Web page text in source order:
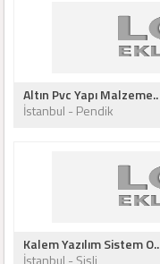
Altın Pvc Yapı Malzeme..
İstanbul - Pendik
Kalem Yazılım Sistem O..
İstanbul - Şişli